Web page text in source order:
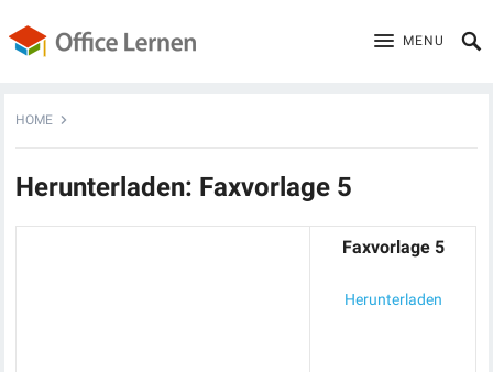
MENU
HOME
Herunterladen: Faxvorlage 5
Faxvorlage 5
Herunterladen